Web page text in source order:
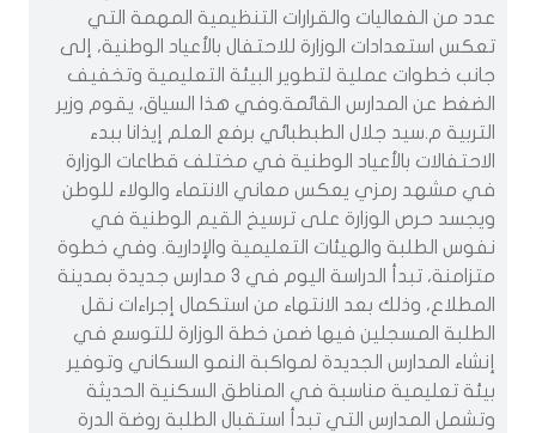
عدد من الفعاليات والقرارات التنظيمية المهمة التي
تعكس استعدادات الوزارة للاحتفال بالأعياد الوطنية، إلى
جانب خطوات عملية لتطوير البيئة التعليمية وتخفيف
الضغط عن المدارس القائمة.وفي هذا السياق، يقوم وزير
التربية م.سيد جلال الطبطبائي برفع العلم إيذانا ببدء
الاحتفالات بالأعياد الوطنية في مختلف قطاعات الوزارة
في مشهد رمزي يعكس معاني الانتماء والولاء للوطن
ويجسد حرص الوزارة على ترسيخ القيم الوطنية في
نفوس الطلبة والهيئات التعليمية والإدارية. وفي خطوة
متزامنة، تبدأ الدراسة اليوم في 3 مدارس جديدة بمدينة
المطلاع، وذلك بعد الانتهاء من استكمال إجراءات نقل
الطلبة المسجلين فيها ضمن خطة الوزارة للتوسع في
إنشاء المدارس الجديدة لمواكبة النمو السكاني وتوفير
بيئة تعليمية مناسبة في المناطق السكنية الحديثة
وتشمل المدارس التي تبدأ استقبال الطلبة روضة الدرة